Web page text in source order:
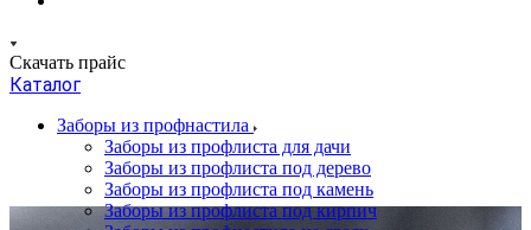
Скачать прайс
Каталог
Заборы из профнастила
Заборы из профлиста для дачи
Заборы из профлиста под дерево
Заборы из профлиста под камень
Заборы из профлиста под кирпич